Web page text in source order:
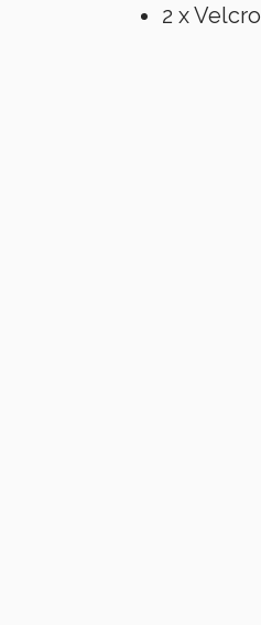
2 x Velcro